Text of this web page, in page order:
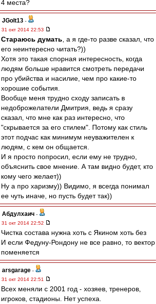
4 места?
JGolt13 -
31 окт 2014 22:53
Стараюсь думать , а я где-то разве сказал, что
его неинтересно читать?))
Хотя это такая спорная интересность, когда
людям больше нравится смотреть передачи
про убийства и насилие, чем про какие-то
хорошие события.
Вообще меня трудно сходу записать в
недоброжелатели Дмитрия, ведь я сразу
сказал, что мне как раз интересно, что
"скрывается за его стилем". Потому как стиль
этот подчас как минимум неуважителен к
людям, с кем он общается.
И я просто попросил, если ему не трудно,
объяснить свое мнение. А там видно будет, кто
кому чего желает))
Ну а про харизму)) Видимо, я всегда понимал
ее чуть иначе, но пусть будет так))
Абдулхаич -
31 окт 2014 22:52
Чистка состава нужна хоть с Якином хоть без
И если Федуну-Рондону не все равно, то вектор
поменяется
arsgarage -
31 окт 2014 22:51
Всех меняли с 2001 год - хозяев, тренеров,
игроков, стадионы. Нет успеха.